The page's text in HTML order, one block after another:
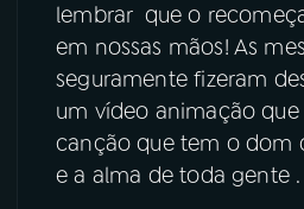
ACOMPANHE A RÁDIO NACIONAL
YouTube
Instagram
lembrar que o
em nossas mãos! As
seguramente fizeram
um vídeo animação
canção que tem o dom
e a alma de toda gente .